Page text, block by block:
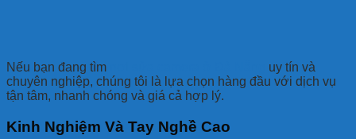
Nếu bạn đang tìm
uy tín và
chuyên nghiệp, chúng tôi là lựa chọn hàng đầu với dịch vụ
tận tâm, nhanh chóng và giá cả hợp lý.
Kinh Nghiệm Và Tay Nghề Cao